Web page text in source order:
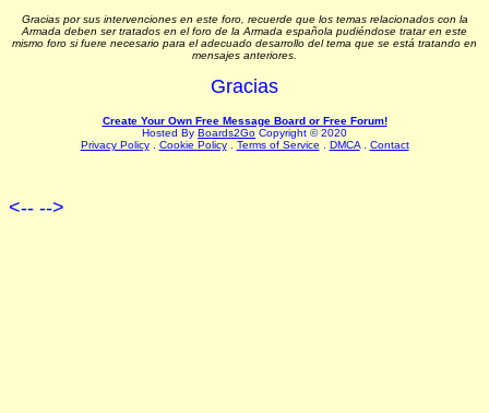
Gracias por sus intervenciones en este foro, recuerde que los temas relacionados con la
Armada deben ser tratados en el foro de la Armada española pudiéndose tratar en este
mismo foro si fuere necesario para el adecuado desarrollo del tema que se está tratando en
mensajes anteriores.
Gracias
Create Your Own Free Message Board or Free Forum!
Hosted By Boards2Go Copyright © 2020
Privacy Policy. Cookie Policy. Terms of Service DMCA. Contact
<-- -->